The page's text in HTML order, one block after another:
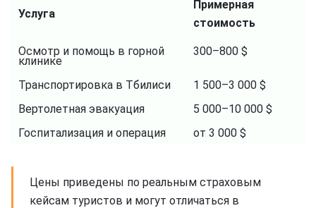
Услуга
Примерная
стоимость
Осмотр и помощь в горной
клинике
300–800 $
Транспортировка в Тбилиси
1 500–3 000 $
Вертолетная эвакуация
5 000–10 000 $
Госпитализация и операция
от 3 000 $
Цены приведены по реальным страховым
кейсам туристов и могут отличаться в